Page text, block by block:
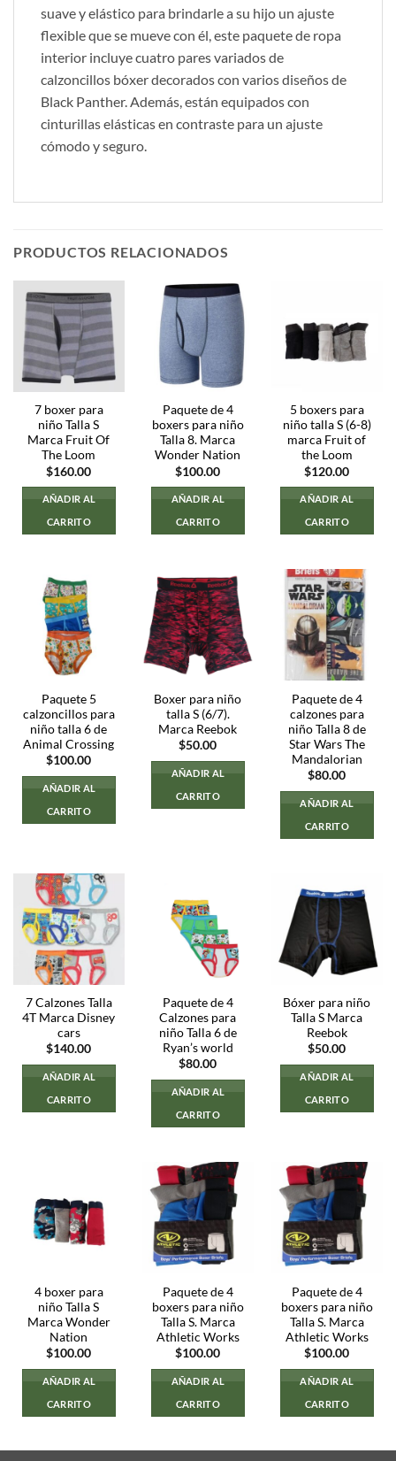
suave y elástico para brindarle a su hijo un ajuste
flexible que se mueve con él, este paquete de ropa
interior incluye cuatro pares variados de
calzoncillos bóxer decorados con varios diseños de
Black Panther. Además, están equipados con
cinturillas elásticas en contraste para un ajuste
cómodo y seguro.
PRODUCTOS RELACIONADOS
7 boxer para
niño Talla S
Marca Fruit Of
The Loom
$160.00
AÑADIR AL
CARRITO
Paquete de 4
boxers para niño
Talla 8. Marca
Wonder Nation
$100.00
AÑADIR AL
CARRITO
5 boxers para
niño talla S (6-8)
marca Fruit of
the Loom
$120.00
AÑADIR AL
CARRITO
Paquete 5
calzoncillos para
niño talla 6 de
Animal Crossing
$100.00
AÑADIR AL
CARRITO
Boxer para niño
talla S (6/7).
Marca Reebok
$50.00
AÑADIR AL
CARRITO
Paquete de 4
calzones para
niño Talla 8 de
Star Wars The
Mandalorian
$80.00
AÑADIR AL
CARRITO
7 Calzones Talla
4T Marca Disney
cars
$140.00
AÑADIR AL
CARRITO
Paquete de 4
Calzones para
niño Talla 6 de
Ryan’s world
$80.00
AÑADIR AL
CARRITO
Bóxer para niño
Talla S Marca
Reebok
$50.00
AÑADIR AL
CARRITO
4 boxer para
niño Talla S
Marca Wonder
Nation
$100.00
AÑADIR AL
CARRITO
Paquete de 4
boxers para niño
Talla S. Marca
Athletic Works
$100.00
AÑADIR AL
CARRITO
Paquete de 4
boxers para niño
Talla S. Marca
Athletic Works
$100.00
AÑADIR AL
CARRITO